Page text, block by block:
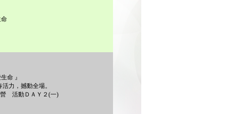
命
命 』
力，撼動全場。
營 活動ＤＡＹ２(一)